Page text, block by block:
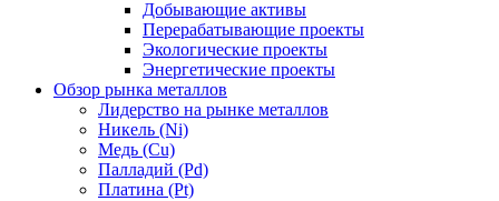
Добывающие активы
Перерабатывающие проекты
Экологические проекты
Энергетические проекты
Обзор рынка металлов
Лидерство на рынке металлов
Никель (Ni)
Медь (Cu)
Палладий (Pd)
Платина (Pt)